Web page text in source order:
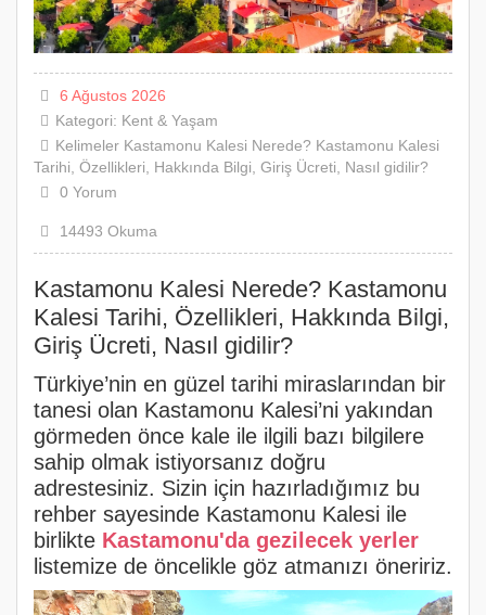
6 Ağustos 2026
Kategori: Kent & Yaşam
Kelimeler Kastamonu Kalesi Nerede? Kastamonu Kalesi
Tarihi, Özellikleri, Hakkında Bilgi, Giriş Ücreti, Nasıl gidilir?
0 Yorum
14493 Okuma
Kastamonu Kalesi Nerede? Kastamonu
Kalesi Tarihi, Özellikleri, Hakkında Bilgi,
Giriş Ücreti, Nasıl gidilir?
Türkiye’nin en güzel tarihi miraslarından bir
tanesi olan Kastamonu Kalesi’ni yakından
görmeden önce kale ile ilgili bazı bilgilere
sahip olmak istiyorsanız doğru
adrestesiniz. Sizin için hazırladığımız bu
rehber sayesinde Kastamonu Kalesi ile
birlikte Kastamonu'da gezilecek yerler
listemize de öncelikle göz atmanızı öneririz.